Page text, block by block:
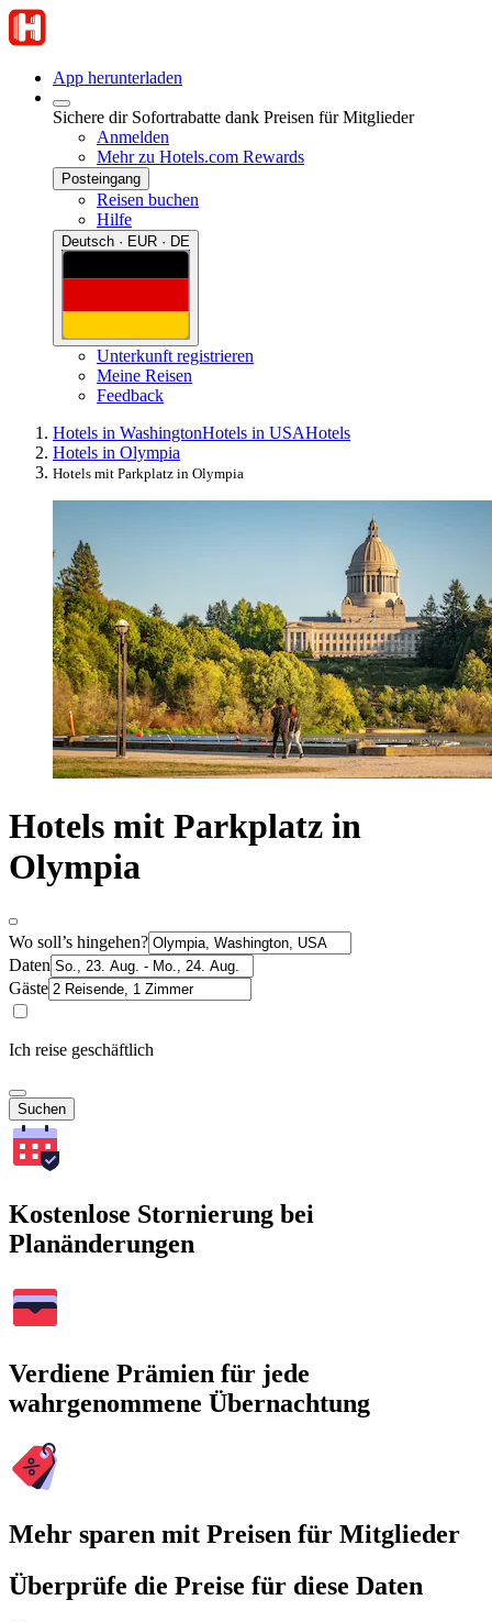
App herunterladen
Sichere dir Sofortrabatte dank Preisen für Mitglieder
Anmelden
Mehr zu Hotels.com Rewards
Posteingang
Reisen buchen
Hilfe
Deutsch · EUR · DE
Unterkunft registrieren
Meine Reisen
Feedback
Hotels in WashingtonHotels in USAHotels
Hotels in Olympia
Hotels mit Parkplatz in Olympia
Hotels mit Parkplatz in
Olympia
Wo soll’s hingehen?
Daten
Gäste
Ich reise geschäftlich
Suchen
Kostenlose Stornierung bei
Planänderungen
Verdiene Prämien für jede
wahrgenommene Übernachtung
Mehr sparen mit Preisen für Mitglieder
Überprüfe die Preise für diese Daten